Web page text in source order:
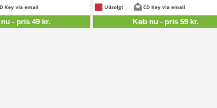
Key via email
- pris 49 kr.
Udsolgt CD Key via email
Køb nu - pris 59 kr.